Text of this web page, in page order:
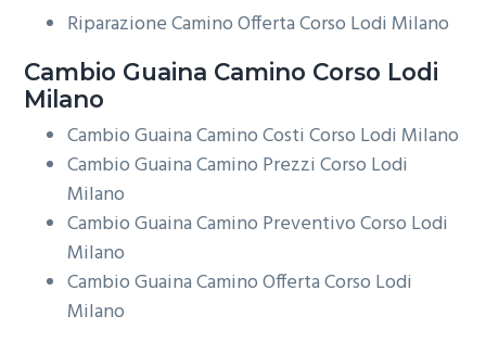
Riparazione Camino Offerta Corso Lodi Milano
Cambio Guaina Camino Corso Lodi
Milano
Cambio Guaina Camino Costi Corso Lodi Milano
Cambio Guaina Camino Prezzi Corso Lodi
Milano
Cambio Guaina Camino Preventivo Corso Lodi
Milano
Cambio Guaina Camino Offerta Corso Lodi
Milano